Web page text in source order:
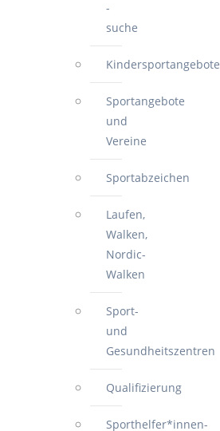
-
suche
Kindersportangebote
Sportangebote
und
Vereine
Sportabzeichen
Laufen,
Walken,
Nordic-
Walken
Sport-
und
Gesundheitszentren
Qualifizierung
Sporthelfer*innen-